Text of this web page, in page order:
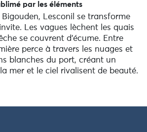
par les éléments
Lesconil se transforme
Les vagues lèchent les quais
se couvrent d’écume. Entre
perce à travers les nuages et
blanches du port, créant un
mer et le ciel rivalisent de beauté.